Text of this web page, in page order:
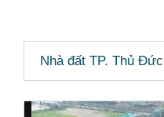
Nhà đất TP. Thủ